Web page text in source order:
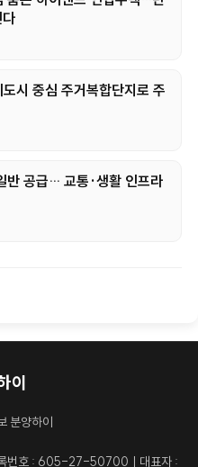
시 중심 주거복합단지로 주
반 공급… 교통·생활 인프라
이
분양하이
록번호 : 605-27-50700ㅣ대표자 :